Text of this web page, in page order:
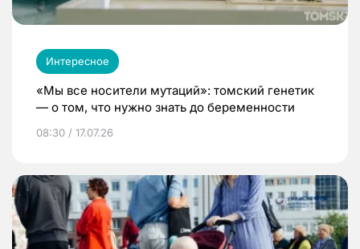
Интересное
«Мы все носители мутаций»: томский генетик
— о том, что нужно знать до беременности
08:30 / 17.07.26